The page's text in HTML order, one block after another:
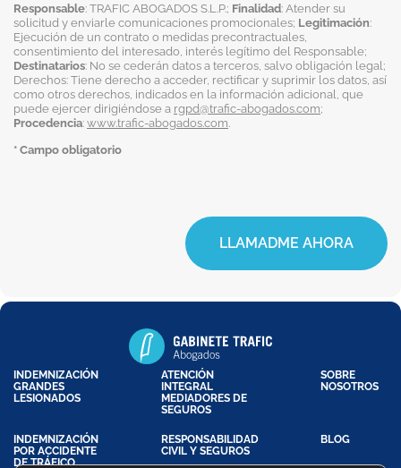
Responsable: TRAFIC ABOGADOS S.L.P.; Finalidad: Atender su
solicitud y enviarle comunicaciones promocionales; Legitimación:
Ejecución de un contrato o medidas precontractuales,
consentimiento del interesado, interés legítimo del Responsable;
Destinatarios: No se cederán datos a terceros, salvo obligación legal;
Derechos: Tiene derecho a acceder, rectificar y suprimir los datos, así
como otros derechos, indicados en la información adicional, que
puede ejercer dirigiéndose a rgpd@trafic-abogados.com;
Procedencia: www.trafic-abogados.com
* Campo obligatorio
LLAMADME AHORA
INDEMNIZACIÓN
GRANDES
LESIONADOS
ATENCIÓN
INTEGRAL
MEDIADORES DE
SEGUROS
SOBRE
NOSOTROS
INDEMNIZACIÓN
POR ACCIDENTE
DE TRÁFICO
RESPONSABILIDAD
CIVIL Y SEGUROS
BLOG